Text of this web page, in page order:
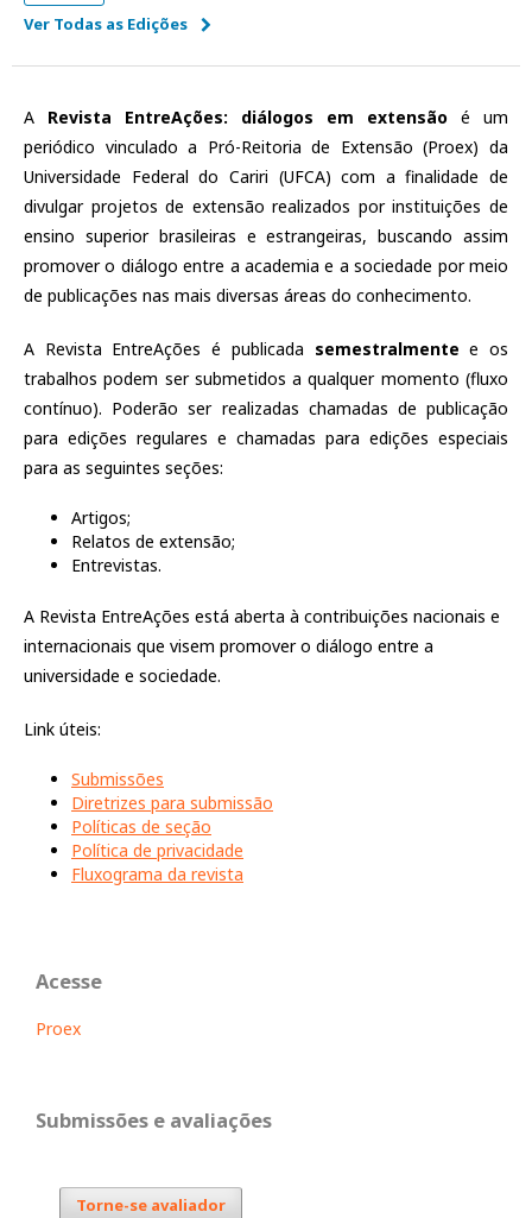
Ver Todas as Edições
A Revista EntreAções: diálogos em extensão é um
periódico vinculado a Pró-Reitoria de Extensão (Proex) da
Universidade Federal do Cariri (UFCA) com a finalidade de
divulgar projetos de extensão realizados por instituições de
ensino superior brasileiras e estrangeiras, buscando assim
promover o diálogo entre a academia e a sociedade por meio
de publicações nas mais diversas áreas do conhecimento.
A Revista EntreAções é publicada semestralmente e os
trabalhos podem ser submetidos a qualquer momento (fluxo
contínuo). Poderão ser realizadas chamadas de publicação
para edições regulares e chamadas para edições especiais
para as seguintes seções:
Artigos;
Relatos de extensão;
Entrevistas.
A Revista EntreAções está aberta à contribuições nacionais e
internacionais que visem promover o diálogo entre a
universidade e sociedade.
Link úteis:
Submissões
Diretrizes para submissão
Políticas de seção
Política de privacidade
Fluxograma da revista
Acesse
Proex
Submissões e avaliações
Torne-se avaliador